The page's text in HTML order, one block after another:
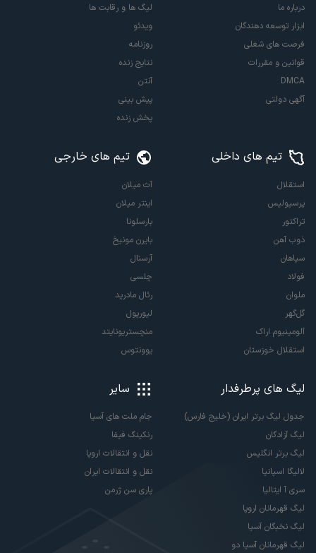
درباره ما
ابزار توسعه دهندگان
فرصت های شغلی
قوانین و مقررات
DMCA
آگهی دولتی
لیگ ها و رقابت ها
ویدئو
روزنامه
نتایج زنده
آنتن
پیش بینی
پخش زنده
تیم های داخلی
استقلال
پرسپولیس
تراکتور
ذوب آهن
سپاهان
فولاد
ملوان
گل‌گهر
آلومینیوم اراک
استقلال خوزستان
تیم های خارجی
آث میلان
اینتر میلان
بارسلونا
بایرن مونیخ
آرسنال
چلسی
رئال مادرید
لیورپول
منچستریونایتد
یوونتوس
لیگ های پرطرفدار
جدول لیگ برتر ایران (خلیج فارس)
لیگ آزادگان
لیگ برتر انگلیس
لالیگا اسپانیا
سری آ ایتالیا
لیگ قهرمانان اروپا
لیگ نخبگان آسیا
لیگ قهرمانان آسیا دو
سایر
جام ملت های آسیا
رنکینگ فیفا
نقل و انتقالات اروپا
نقل و انتقالات ایران
پاری سن ژرمن